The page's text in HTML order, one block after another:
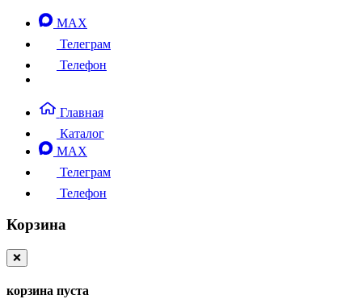
MAX
Телеграм
Телефон
Главная
Каталог
MAX
Телеграм
Телефон
Корзина
❌
корзина пуста